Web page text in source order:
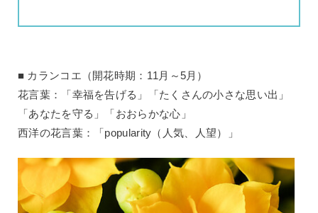
カランコエ（開花時期：11月～5月）
花言葉：「幸福を告げる」「たくさんの小さな思い出」
「あなたを守る」「おおらかな心」
西洋の花言葉：「popularity（人気、人望）」